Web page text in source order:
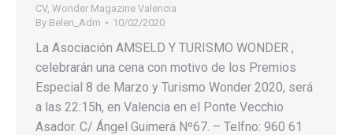
CV, Wonder Magazine Valencia
By Belen_Adm 10/02/2020
La Asociación AMSELD Y TURISMO WONDER ,
celebrarán una cena con motivo de los Premios
Especial 8 de Marzo y Turismo Wonder 2020, será
a las 22:15h, en Valencia en el Ponte Vecchio
Asador. C/ Ángel Guimerá Nº67. – Telfno: 960 61